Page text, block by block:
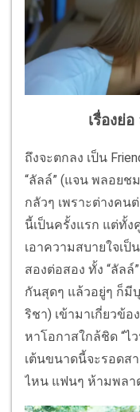
เรื่องย่
ถึงจะตกลง เป็น
“ลัลล์” (แจน พลอยช
กลัวๆ เพราะต่างคน
นี้เป็นครั้งแรก แต่ทั้
เอาความสบายใจเป็
สองต่อสอง ทั้ง “ลัลล์
กันสุดๆ แล้วอยู่ๆ ก็มี
ริชา) เข้ามาเกี่ยวข้อ
หาโอกาสใกล้ชิด “ไ
เต้นขนาดนี้จะรอดส
ไหน แฟนๆ ห้ามพลา